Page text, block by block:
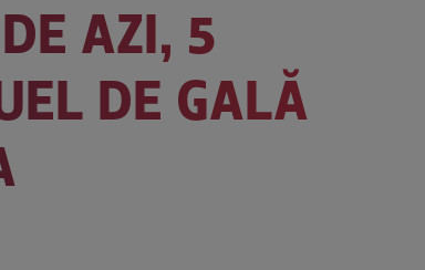
AZI, 5
DE GALĂ